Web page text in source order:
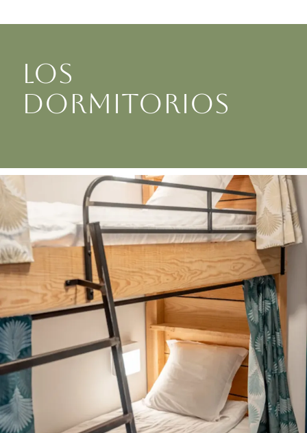
LOS
DORMITORIOS